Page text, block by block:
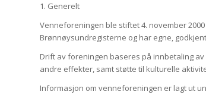
1. Generelt
Venneforeningen ble stiftet 4. november
Brønnøysundregisterne og har egne,
Drift av foreningen baseres på innbetaling
andre effekter, samt støtte til kulturelle
Informasjon om venneforeningen er lagt ut